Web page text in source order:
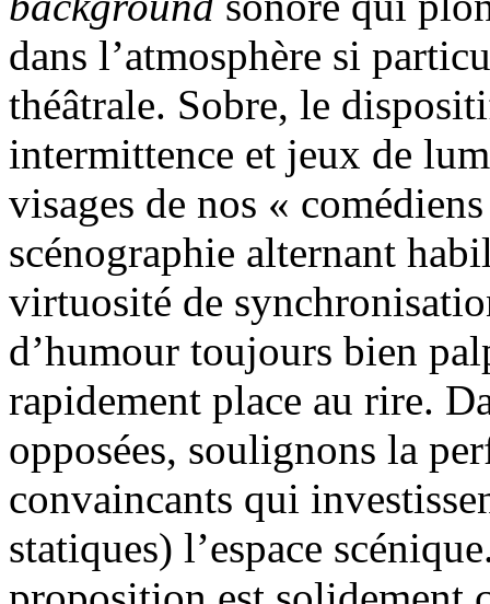
dans l’atmosphère si
théâtrale. Sobre, le
intermittence et jeux de
visages de nos «
scénographie alternant
virtuosité de
d’humour toujours bien
rapidement place au rire.
opposées, soulignons la
convaincants qui
statiques) l’espace